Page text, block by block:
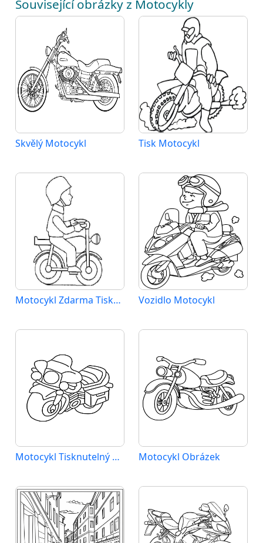
Související obrázky z Motocykly
Skvělý Motocykl Tisk Motocykl
Motocykl Zdarma Tisknutelný Vozidlo Motocykl
Motocykl Tisknutelný pro Děti Motocykl Obrázek